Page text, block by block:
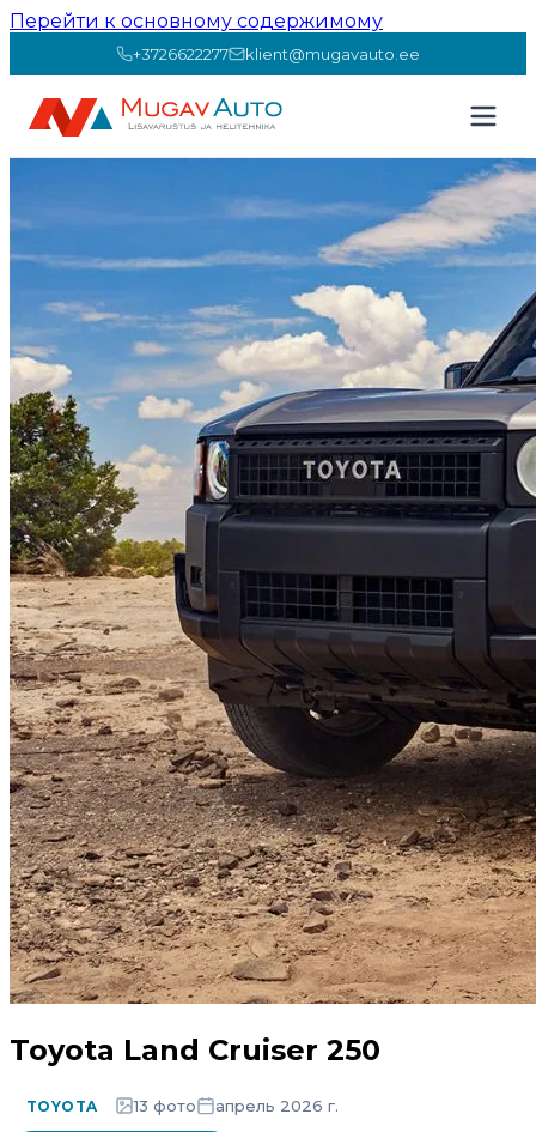
Перейти к основному содержимому
+3726622277 klient@mugavauto.ee
Toyota Land Сruiser 250
TOYOTA 13 фото апрель 2026 г.